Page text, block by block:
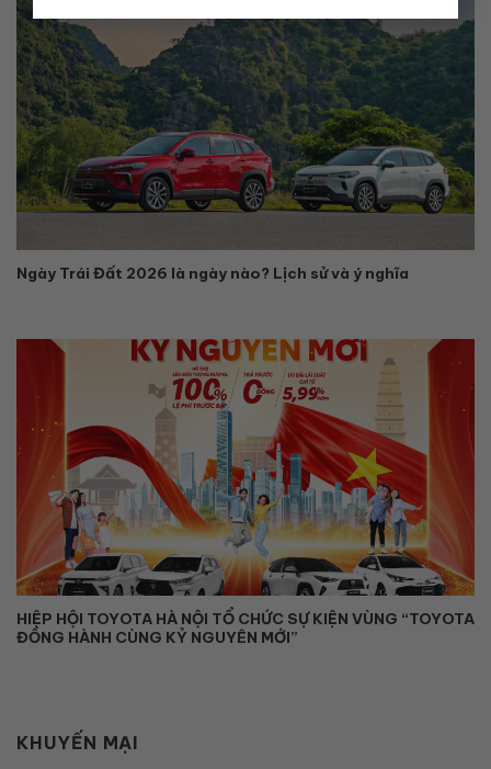
Ngày Trái Đất 2026 là ngày nào? Lịch sử và ý nghĩa
HIỆP HỘI TOYOTA HÀ NỘI TỔ CHỨC SỰ KIỆN VÙNG “TOYOTA
ĐỒNG HÀNH CÙNG KỶ NGUYÊN MỚI”
KHUYẾN MẠI